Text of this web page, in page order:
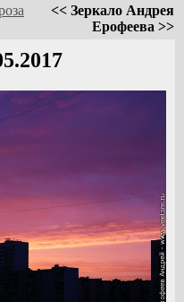
<< Зеркало Андрея
Ерофеева >>